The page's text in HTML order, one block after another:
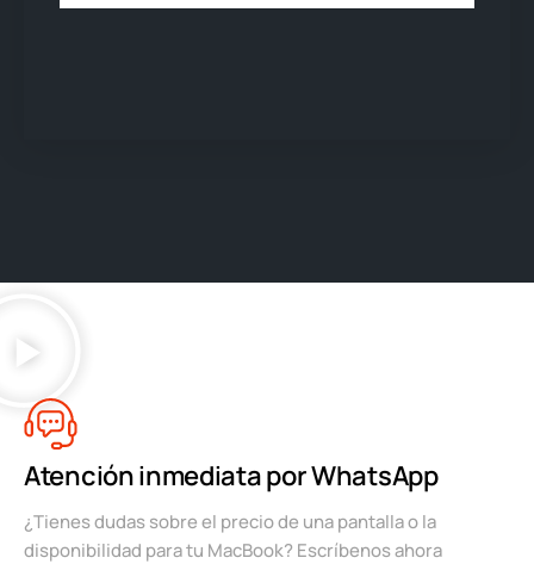
Atención inmediata por WhatsApp
¿Tienes dudas sobre el precio de una pantalla o la
disponibilidad para tu MacBook? Escríbenos ahora